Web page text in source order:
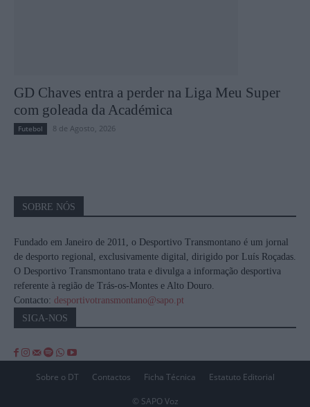
GD Chaves entra a perder na Liga Meu Super
com goleada da Académica
Futebol 8 de Agosto, 2026
SOBRE NÓS
Fundado em Janeiro de 2011, o Desportivo Transmontano é um jornal
de desporto regional, exclusivamente digital, dirigido por Luís Roçadas.
O Desportivo Transmontano trata e divulga a informação desportiva
referente à região de Trás-os-Montes e Alto Douro.
Contacto: desportivotransmontano@sapo.pt
SIGA-NOS
Sobre o DT Contactos Ficha Técnica Estatuto Editorial
© SAPO Voz